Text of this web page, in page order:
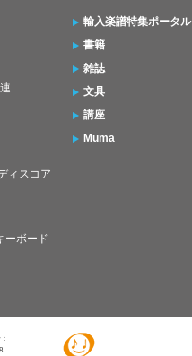
ィスコア
ーボード
輸入楽譜特集ポータル
書籍
雑誌
文具
講座
Muma